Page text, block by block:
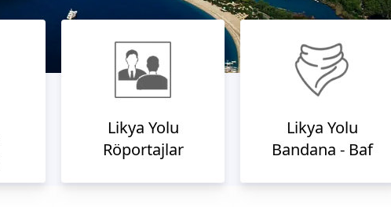
Likya Yolu
Röportajlar
Likya Yolu
Bandana - Baf